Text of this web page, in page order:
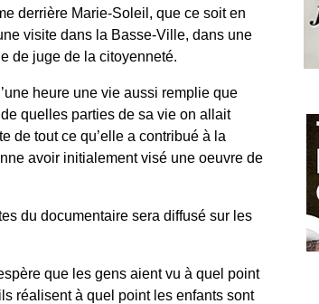
derrière Marie-Soleil, que ce soit en
visite dans la Basse-Ville, dans une
de juge de la citoyenneté.
heure une vie aussi remplie que
quelles parties de sa vie on allait
de tout ce qu’elle a contribué à la
avoir initialement visé une oeuvre de
du documentaire sera diffusé sur les
que les gens aient vu à quel point
réalisent à quel point les enfants sont